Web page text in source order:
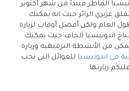
الماطر فيبدأ من شهر أكتوبر
عزيزي الزائر حيث انه يمكنك
العام ولكن أفضل أوقات لزيارة
اندونيسيا الجاف حيث يمكنك
من الأنشطة الترفيهية وزيارة
في اندونيسيا للعوائل التي يجب
زيارتها.